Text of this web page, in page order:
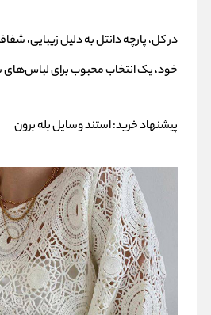
در کل، پارچه دانتل به دلیل زیبایی،
خود، یک انتخاب محبوب برای
پیشنهاد خرید:استند وسایل بله برون